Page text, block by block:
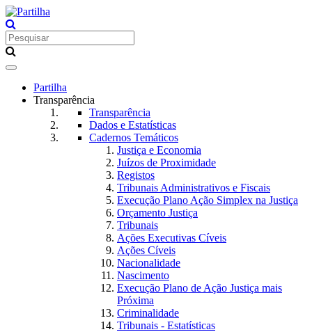
Toggle
navigationPartilha
Transparência
Transparência
Dados e Estatísticas
Cadernos Temáticos
Justiça e Economia
Juízos de Proximidade
Registos
Tribunais Administrativos e Fiscais
Execução Plano Ação Simplex na Justiça
Orçamento Justiça
Tribunais
Ações Executivas Cíveis
Ações Cíveis
Nacionalidade
Nascimento
Execução Plano de Ação Justiça mais
Próxima
Criminalidade
Tribunais - Estatísticas